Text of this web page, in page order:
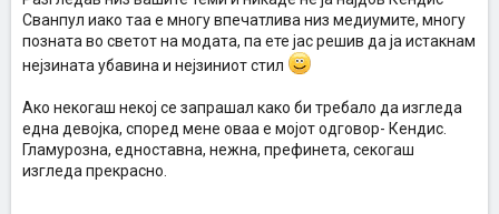
Сванпул иако таа е многу впечатлива низ медиумите, многу
позната во светот на модата, па ете јас решив да ја истакнам
нејзината убавина и нејзиниот стил
Ако некогаш некој се запрашал како би требало да изгледа
една девојка, според мене оваа е мојот одговор- Кендис.
Гламурозна, едноставна, нежна, префинета, секогаш
изгледа прекрасно.